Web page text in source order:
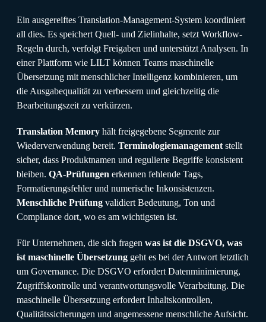
Ein ausgereiftes Translation-Management-System koordiniert
all dies. Es speichert Quell- und Zielinhalte, setzt Workflow-
Regeln durch, verfolgt Freigaben und unterstützt Analysen. In
einer Plattform wie LILT können Teams maschinelle
Übersetzung mit menschlicher Intelligenz kombinieren, um
die Ausgabequalität zu verbessern und gleichzeitig die
Bearbeitungszeit zu verkürzen.
Translation Memory hält freigegebene Segmente zur
Wiederverwendung bereit. Terminologiemanagement stellt
sicher, dass Produktnamen und regulierte Begriffe konsistent
bleiben. QA-Prüfungen erkennen fehlende Tags,
Formatierungsfehler und numerische Inkonsistenzen.
Menschliche Prüfung validiert Bedeutung, Ton und
Compliance dort, wo es am wichtigsten ist.
Für Unternehmen, die sich fragen was ist die DSGVO, was
ist maschinelle Übersetzung geht es bei der Antwort letztlich
um Governance. Die DSGVO erfordert Datenminimierung,
Zugriffskontrolle und verantwortungsvolle Verarbeitung. Die
maschinelle Übersetzung erfordert Inhaltskontrollen,
Qualitätssicherungen und angemessene menschliche Aufsicht.